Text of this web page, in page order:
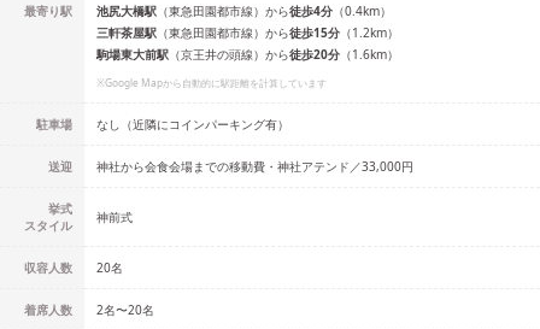
最寄り駅 池尻大橋駅 （東急田園都市線） から徒歩4分 （0.4km）
三軒茶屋駅 （東急田園都市線） から徒歩15分 （1.2km）
駒場東大前駅 （京王井の頭線） から徒歩20分 （1.6km）
※Google Mapから自動的に駅距離を計算しています
駐車場 なし（近隣にコインパーキング有）
送迎 神社から会食会場までの移動費・神社アテンド／33,000円
挙式
スタイル
神前式
収容人数 20名
着席人数 2名〜20名